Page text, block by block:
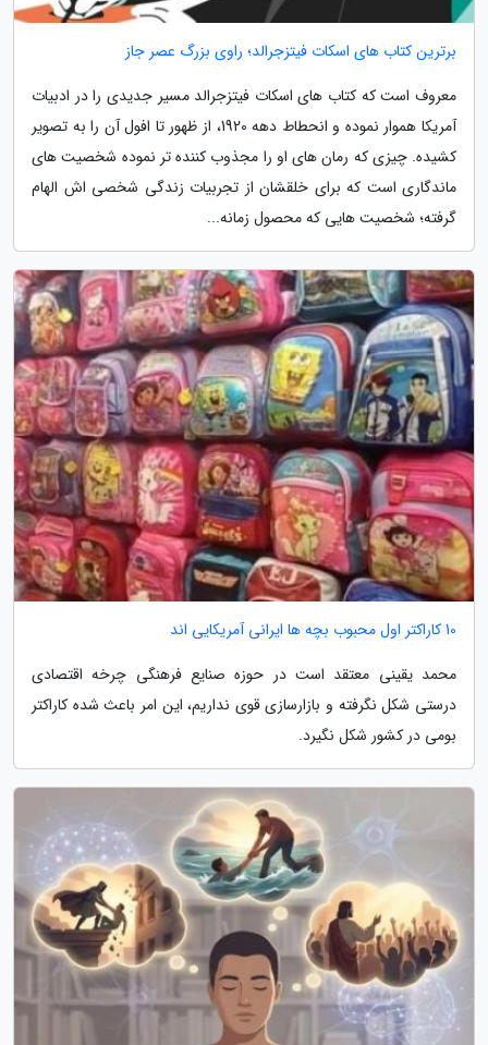
برترین کتاب های اسکات فیتزجرالد؛ راوی بزرگ عصر جاز
معروف است که کتاب های اسکات فیتزجرالد مسیر جدیدی را در ادبیات
آمریکا هموار نموده و انحطاط دهه 1920، از ظهور تا افول آن را به تصویر
کشیده. چیزی که رمان های او را مجذوب کننده تر نموده شخصیت های
ماندگاری است که برای خلقشان از تجربیات زندگی شخصی اش الهام
گرفته؛ شخصیت هایی که محصول زمانه...
10 کاراکتر اول محبوب بچه ها ایرانی آمریکایی اند
محمد یقینی معتقد است در حوزه صنایع فرهنگی چرخه اقتصادی
درستی شکل نگرفته و بازارسازی قوی نداریم، این امر باعث شده کاراکتر
بومی در کشور شکل نگیرد.